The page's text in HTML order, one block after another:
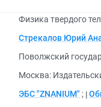
Физика твердого
Стрекалов Юрий
Поволжский
Москва:
ЭБС "ZNANIUM" ;